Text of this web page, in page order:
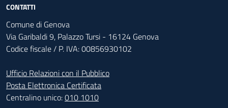
CONTATTI
Comune di Genova
Via Garibaldi 9, Palazzo Tursi - 16124 Genova
Codice fiscale / P. IVA: 00856930102
Ufficio Relazioni con il Pubblico
Posta Elettronica Certificata
Centralino unico:010 1010